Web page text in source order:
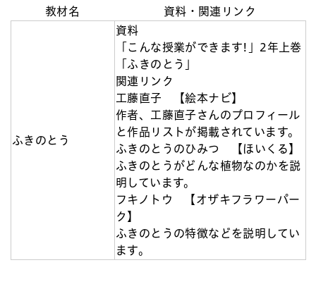
教材名
資料・関連リンク
ふきのとう
資料
「こんな授業ができます!」2年上巻
「ふきのとう」
関連リンク
工藤直子 【絵本ナビ】
作者、工藤直子さんのプロフィール
と作品リストが掲載されています。
ふきのとうのひみつ 【ほいくる】
ふきのとうがどんな植物なのかを説
明しています。
フキノトウ 【オザキフラワーパー
ク】
ふきのとうの特徴などを説明してい
ます。